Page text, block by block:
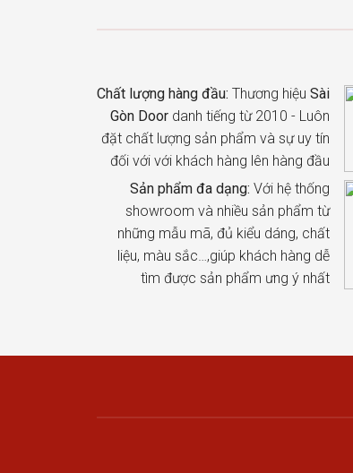
Chất lượng hàng đầu: Thương hiệu Sài
Gòn Doordanh tiếng từ 2010 - Luôn
đặt chất lượng sản phẩm và sự uy tín
đối với với khách hàng lên hàng đầu
Sản phẩm đa dạng: Với hệ thống
showroom và nhiều sản phẩm từ
những mẫu mã, đủ kiểu dáng, chất
liệu, màu sắc…,giúp khách hàng dễ
tìm được sản phẩm ưng ý nhất